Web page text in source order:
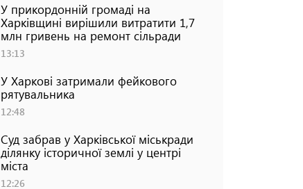
У прикордонній громаді на
Харківщині вирішили витратити 1,7
млн гривень на ремонт сільради
13:13
У Харкові затримали фейкового
рятувальника
12:48
Суд забрав у Харківської міськради
ділянку історичної землі у центрі
міста
12:26